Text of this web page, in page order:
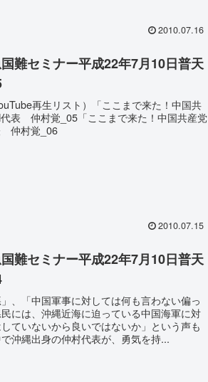
2010.07.16
難セミナー平成22年7月10日普天
再生リスト）「ここまで来た！中国共
表 仲村覚_05「ここまで来た！中国共産党
仲村覚_06
2010.07.15
難セミナー平成22年7月10日普天
、「中国軍事に対しては何も言わない偏っ
には、沖縄近海に迫っている中国海軍に対
ていないから良いではないか」という声も
沖縄出身の仲村代表が、勇気を持...